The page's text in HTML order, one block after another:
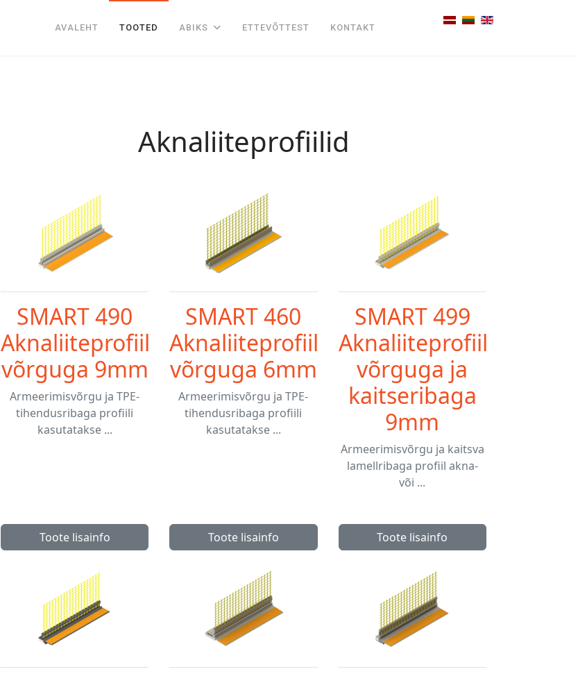
AVALEHT TOOTED ABIKS ETTEVÕTTEST KONTAKT
Vali keel
Aknaliiteprofiilid
SMART 490
Aknaliiteprofiil
võrguga 9mm
Armeerimisvõrgu ja TPE-
tihendusribaga profiili
kasutatakse ...
Toote lisainfo
SMART 460
Aknaliiteprofiil
võrguga 6mm
Armeerimisvõrgu ja TPE-
tihendusribaga profiili
kasutatakse ...
Toote lisainfo
SMART 499
Aknaliiteprofiil
võrguga ja
kaitseribaga
9mm
Armeerimisvõrgu ja kaitsva
lamellribaga profiil akna-
või ...
Toote lisainfo